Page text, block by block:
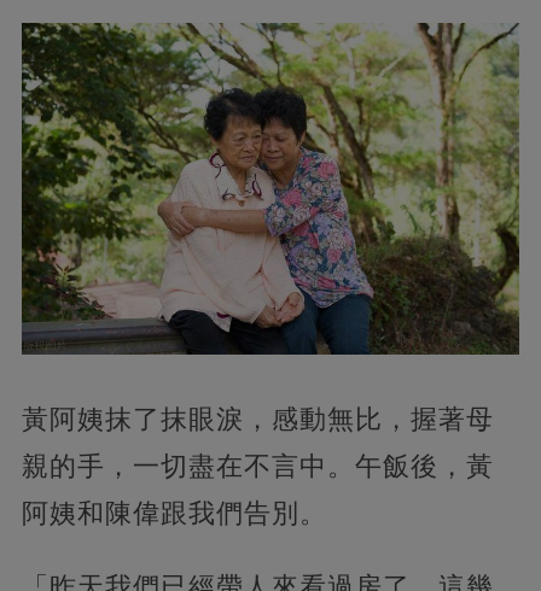
黃阿姨抹了抹眼淚，感動無比，握著母
親的手，一切盡在不言中。午飯後，黃
阿姨和陳偉跟我們告別。